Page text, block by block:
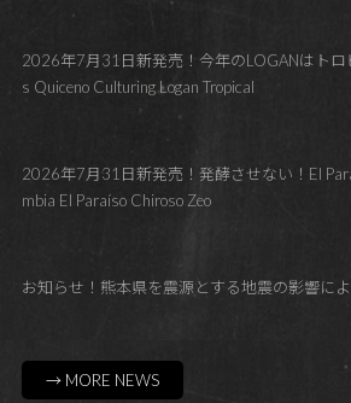
2026年7月31日新発売！今年のLOGANはトロ
s Quiceno Culturing Logan Tropical
2026年7月31日新発売！発酵させない！El
mbia El Paraíso Chiroso Zeo
お知らせ！熊本県を震源とする地震の影響に
→ MORE NEWS